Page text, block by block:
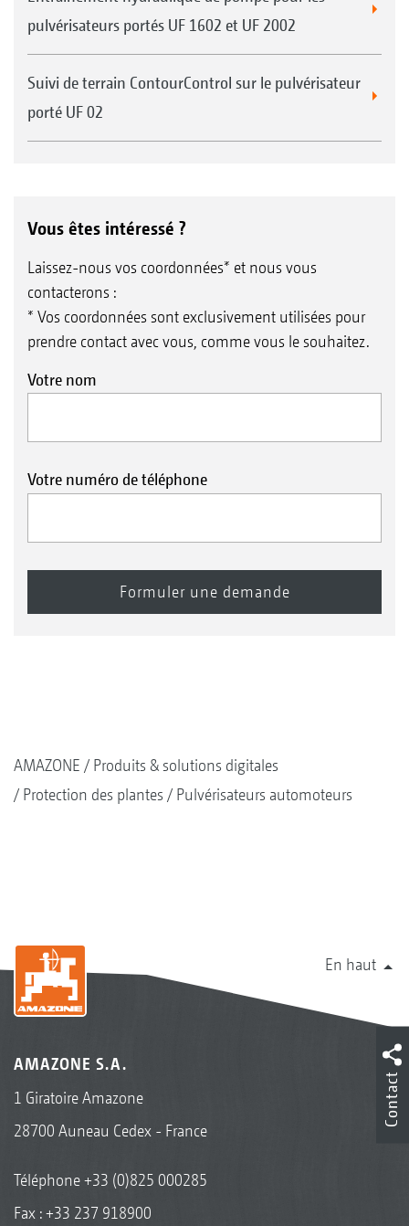
pulvérisateurs portés UF 1602 et UF 2002
Suivi de terrain ContourControl sur le pulvérisateur
porté UF 02
Vous êtes intéressé ?
Laissez-nous vos coordonnées* et nous vous
contacterons :
* Vos coordonnées sont exclusivement utilisées pour
prendre contact avec vous, comme vous le souhaitez.
Votre nom
Votre numéro de téléphone
AMAZONE
Produits & solutions digitales
Protection des plantes
Pulvérisateurs automoteurs
En haut
AMAZONE S.A.
1 Giratoire Amazone
28700 Auneau Cedex - France
Téléphone+33 (0)825 000285
Fax : +33 237 918900
Contact